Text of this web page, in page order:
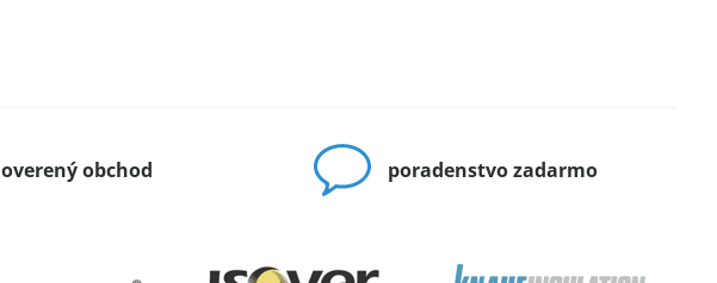
overený obchod poradenstvo zadarmo